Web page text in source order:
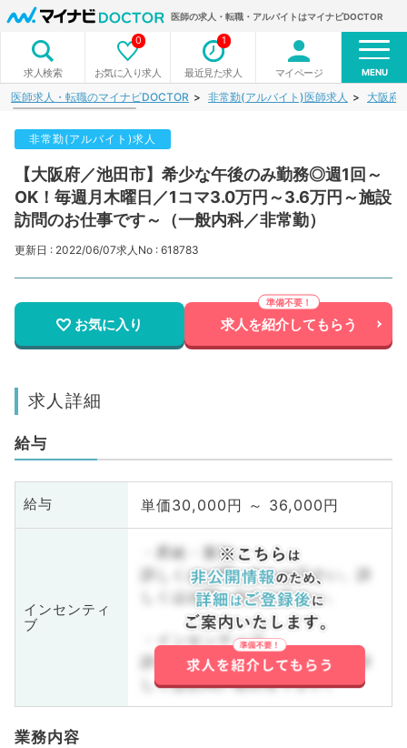
医師の求人・転職・アルバイトはマイナビDOCTOR
求人検索 お気に入り求人
0
最近見た求人
1
マイページ MENU
医師求人・転職のマイナビDOCTOR 非常勤(アルバイト)医師求人 大阪府
非常勤(アルバイト)求人
【大阪府／池田市】希少な午後のみ勤務◎週1回～
OK！毎週月木曜日／1コマ3.0万円～3.6万円～施設
訪問のお仕事です～（一般内科／非常勤）
更新日 : 2022/06/07求人No : 618783
お気に入り 求人を紹介してもらう
求人詳細
給与
給与 単価30,000円 ～ 36,000円
インセンティ
ブ
・昇給・賞与
詳しくはお問い合わせ下さい。詳
しくはお問い合わせ下さい。
・インセンティブ
詳しくはお問い合わせ下さい。詳
しくはお問い合わせ下さい。
業務内容